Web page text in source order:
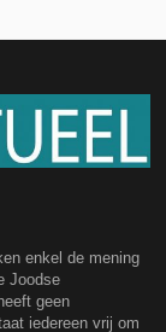
enkel de mening
Joodse
geen
iedereen vrij om